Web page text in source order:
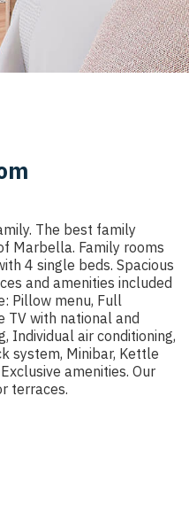
The best family
Marbella. Family rooms
4 single beds. Spacious
and amenities included
Pillow menu, Full
TV with national and
Individual air conditioning,
system, Minibar, Kettle
amenities. Our
terraces.